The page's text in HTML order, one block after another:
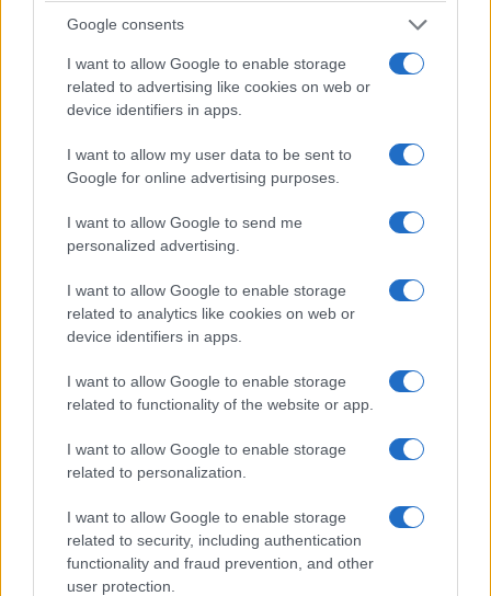
Google consents
I want to allow Google to enable storage
related to advertising like cookies on web or
device identifiers in apps.
I want to allow my user data to be sent to
Google for online advertising purposes.
I want to allow Google to send me
personalized advertising.
I want to allow Google to enable storage
related to analytics like cookies on web or
device identifiers in apps.
I want to allow Google to enable storage
related to functionality of the website or app.
I want to allow Google to enable storage
related to personalization.
I want to allow Google to enable storage
related to security, including authentication
functionality and fraud prevention, and other
user protection.
Πυρκαγιές σε Αττική και Βοιωτία: Ξεκίνησαν οι
αυτοψίες – Έως 50 σπίτια με ζημιές στο Πόρτο
Γερμενό
5/08/2026 - 1:43μμ